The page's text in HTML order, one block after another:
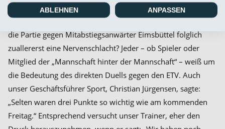
Bei Holsteins U 23 oder in Hannover bestand offenbar
weniger das Gefühl, dort etwas verlieren zu können. Wird
die Partie gegen Mitabstiegsanwärter Eimsbüttel folglich
zuallererst eine Nervenschlacht? Jeder – ob Spieler oder
Mitglied der „Mannschaft hinter der Mannschaft“ – weiß um
die Bedeutung des direkten Duells gegen den ETV. Auch
unser Geschäftsführer Sport, Christian Jürgensen, sagte:
„Selten waren drei Punkte so wichtig wie am kommenden
Freitag.“ Entsprechend versucht unser Trainer, eher den
ABLEHNEN ANPASSEN